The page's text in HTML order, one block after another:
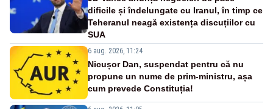
dificile și îndelungate cu Iranul, în timp ce
Teheranul neagă existența discuțiilor cu
SUA
6 aug. 2026, 11:24
Nicușor Dan, suspendat pentru că nu
propune un nume de prim-ministru, așa
cum prevede Constituția!